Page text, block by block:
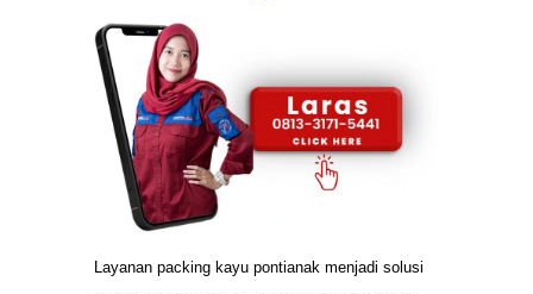
Layanan packing kayu pontianak menjadi solusi